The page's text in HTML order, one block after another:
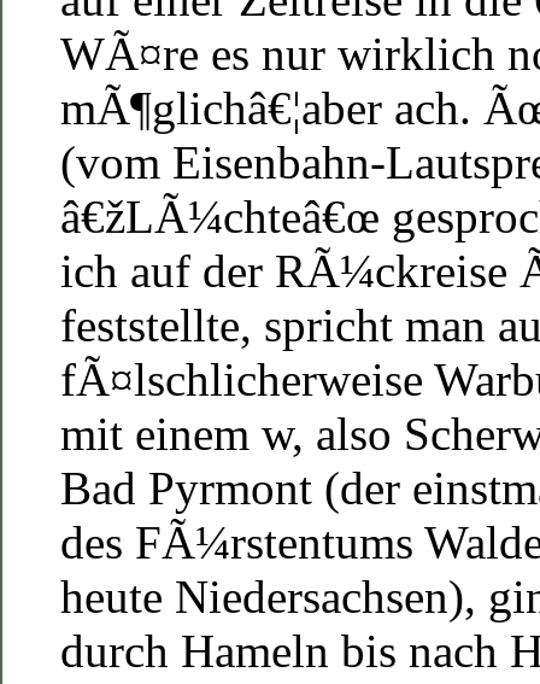
WÃ¤re es nur wirklich
mÃ¶glichâ€¦aber ach.
(vom Eisenbahn-
â€žLÃ¼chteâ€œ
ich auf der RÃ¼ckreise
feststellte, spricht man
fÃ¤lschlicherweise
mit einem w, also
Bad Pyrmont (der
des FÃ¼rstentums
heute Niedersachsen),
durch Hameln bis nach